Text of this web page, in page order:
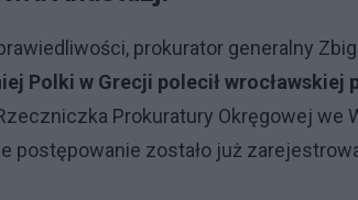
prokurator generalny
Polki w Grecji polecił
Prokuratury Okręgowej we
postępowanie zostało już